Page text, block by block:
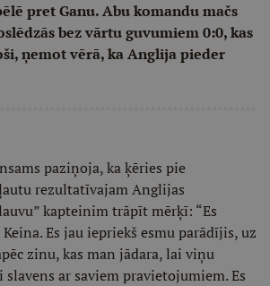
pret Ganu. Abu komandu mačs
bez vārtu guvumiem 0:0, kas
ņemot vērā, ka Anglija pieder
paziņoja, ka ķēries pie
rezultatīvajam Anglijas
kapteinim trāpīt mērķī: “Es
Es jau iepriekš esmu parādījis, uz
zinu, kas man jādara, lai viņu
ar saviem pravietojumiem. Es